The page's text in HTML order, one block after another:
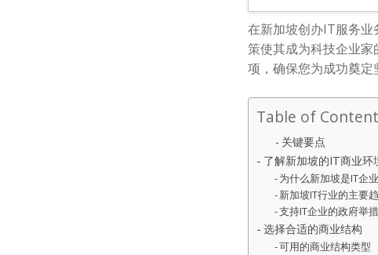
在新加坡创办IT服务业
策使其成为科技企业
项，确保您为成功奠定
Table of
关键要点
了解新加坡的IT商业环
为什么新加坡是IT企
新加坡IT行业的主要
支持IT企业的政府举措
选择合适的商业结构
可用的商业结构类型